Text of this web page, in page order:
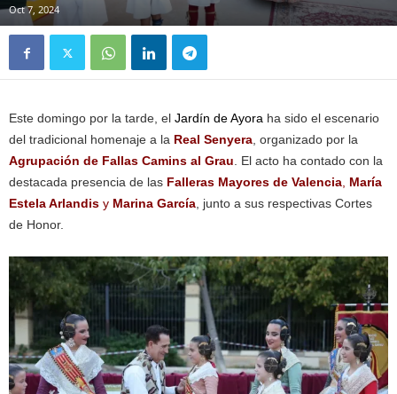
Oct 7, 2024
Este domingo por la tarde, el Jardín de Ayora ha sido el escenario
del tradicional homenaje a la Real Senyera, organizado por la
Agrupación de Fallas Camins al Grau. El acto ha contado con la
destacada presencia de las Falleras Mayores de Valencia, María
Estela Arlandis y Marina García, junto a sus respectivas Cortes
de Honor.